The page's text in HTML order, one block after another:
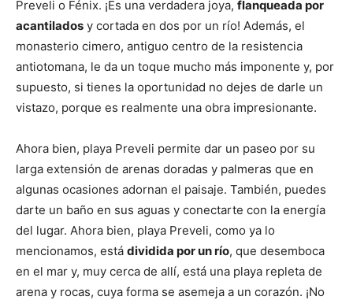
Preveli o Fénix. ¡Es una verdadera joya, flanqueada por
acantilados y cortada en dos por un río! Además, el
monasterio cimero, antiguo centro de la resistencia
antiotomana, le da un toque mucho más imponente y, por
supuesto, si tienes la oportunidad no dejes de darle un
vistazo, porque es realmente una obra impresionante.
Ahora bien, playa Preveli permite dar un paseo por su
larga extensión de arenas doradas y palmeras que en
algunas ocasiones adornan el paisaje. También, puedes
darte un baño en sus aguas y conectarte con la energía
del lugar. Ahora bien, playa Preveli, como ya lo
mencionamos, está dividida por un río, que desemboca
en el mar y, muy cerca de allí, está una playa repleta de
arena y rocas, cuya forma se asemeja a un corazón. ¡No